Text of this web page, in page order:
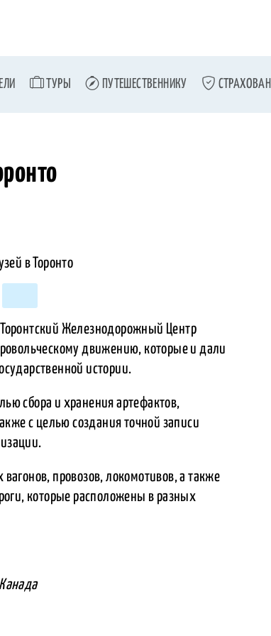
ТУРЫ ПУТЕШЕСТВЕННИКУ
Железнодорожный Центр
движению, которые и дали
истории.
сбора и хранения артефактов,
с целью создания точной записи
провозов, локомотивов, а также
которые расположены в разных